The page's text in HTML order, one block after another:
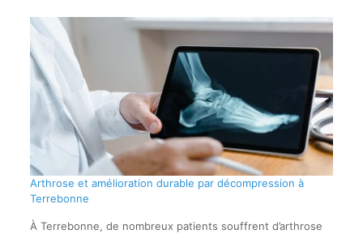
Arthrose et amélioration durable par décompression à
Terrebonne
À Terrebonne, de nombreux patients souffrent d’arthrose